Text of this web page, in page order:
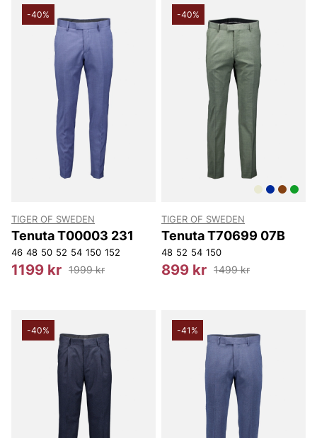
-40%
TIGER OF SWEDEN
Tenuta T00003 231
46 48 50 52 54 150 152
1199 kr 1999 kr
-40%
TIGER OF SWEDEN
Tenuta T70699 07B
48 52 54 150
899 kr 1499 kr
-40% -41%